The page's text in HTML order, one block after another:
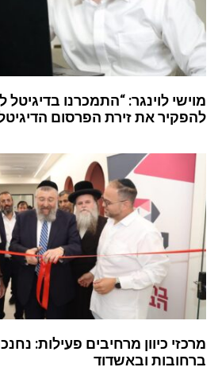
מוישי לוינגר: “התמכרנו
להפקיר את זירת הפרסום
מרכזי כיוון מרחיבים פעילות:
ברחובות ובאשדוד